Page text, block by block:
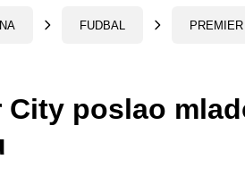
FUDBAL
City poslao